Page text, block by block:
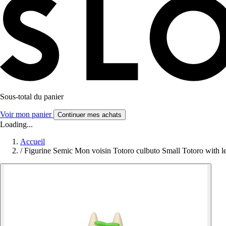
Sous-total du panier
Voir mon panier Continuer mes achats
Loading...
Accueil
/ Figurine Semic Mon voisin Totoro culbuto Small Totoro with